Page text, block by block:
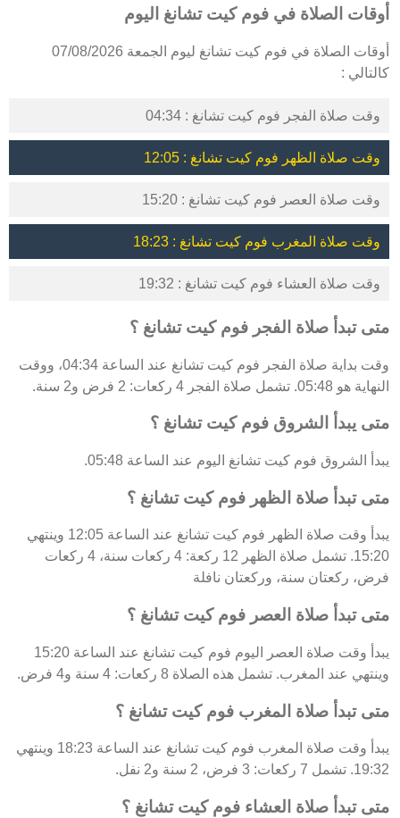
أوقات الصلاة في فوم كيت تشانغ اليوم
أوقات الصلاة في فوم كيت تشانغ ليوم الجمعة 07/08/2026
كالتالي :
وقت صلاة الفجر فوم كيت تشانغ : 04:34
وقت صلاة الظهر فوم كيت تشانغ : 12:05
وقت صلاة العصر فوم كيت تشانغ : 15:20
وقت صلاة المغرب فوم كيت تشانغ : 18:23
وقت صلاة العشاء فوم كيت تشانغ : 19:32
متى تبدأ صلاة الفجر فوم كيت تشانغ ؟
وقت بداية صلاة الفجر فوم كيت تشانغ عند الساعة 04:34، ووقت
النهاية هو 05:48. تشمل صلاة الفجر 4 ركعات: 2 فرض و2 سنة.
متى يبدأ الشروق فوم كيت تشانغ ؟
يبدأ الشروق فوم كيت تشانغ اليوم عند الساعة 05:48.
متى تبدأ صلاة الظهر فوم كيت تشانغ ؟
يبدأ وقت صلاة الظهر فوم كيت تشانغ عند الساعة 12:05 وينتهي
15:20. تشمل صلاة الظهر 12 ركعة: 4 ركعات سنة، 4 ركعات
فرض، ركعتان سنة، وركعتان نافلة
متى تبدأ صلاة العصر فوم كيت تشانغ ؟
يبدأ وقت صلاة العصر اليوم فوم كيت تشانغ عند الساعة 15:20
وينتهي عند المغرب. تشمل هذه الصلاة 8 ركعات: 4 سنة و4 فرض.
متى تبدأ صلاة المغرب فوم كيت تشانغ ؟
يبدأ وقت صلاة المغرب فوم كيت تشانغ عند الساعة 18:23 وينتهي
19:32. تشمل 7 ركعات: 3 فرض، 2 سنة و2 نفل.
متى تبدأ صلاة العشاء فوم كيت تشانغ ؟